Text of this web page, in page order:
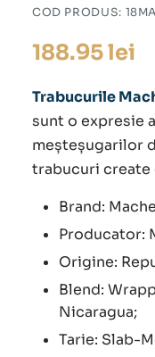
COD PRODUS:
188.95lei
Trabucurile
sunt o expresie
meșteșugarilor
trabucuri create
Brand:
Producator:
Origine:
Blend:
Nicaragua;
Tarie: Slab-